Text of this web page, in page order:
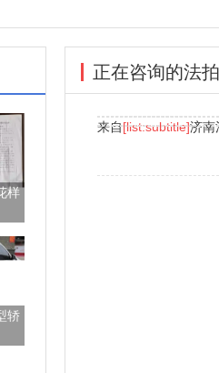
日，济南中
样
轿
正在咨询的法
山路房产
翡翠外滩房产
翡翠外滩房产
翡翠外滩房产
来自[list:subtitle]济南
来自[list:subtitle]济南
来自[list:subtitle]济南
来自[list:subtitle]【一